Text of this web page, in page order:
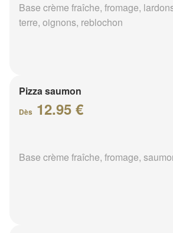
Base crème fraîche, fromage,
terre, oignons, reblochon
Pizza saumon
Dès 12.95 €
Base crème fraîche, fromage,